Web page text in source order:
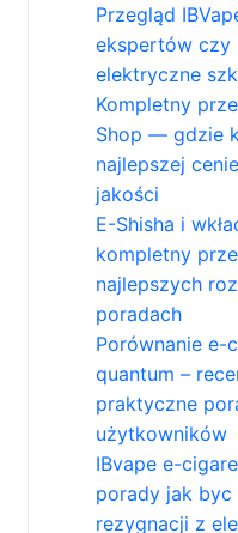
Przegląd
ekspertów czy
elektryczne
Kompletny
Shop — gdzie
najlepszej
jakości
E-Shisha i
kompletny
najlepszych
poradach
Porównanie e-
quantum –
praktyczne
użytkowników
IBvape e-
porady jak byc
rezygnacji z